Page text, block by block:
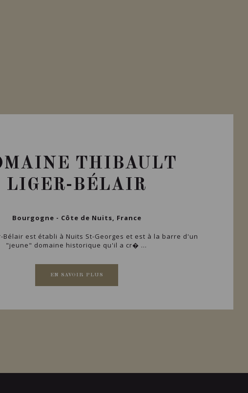
THIBAULT
LIGER-BÉLAIR
Bourgogne - Côte de Nuits, France
Bélair est établi à Nuits St-Georges et est à la barre d'un
"jeune" domaine historique qu'il a cr� ...
EN SAVOIR PLUS